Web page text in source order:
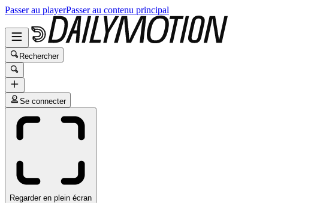
Passer au playerPasser au contenu principal
Rechercher
Se connecter
Regarder en plein écran